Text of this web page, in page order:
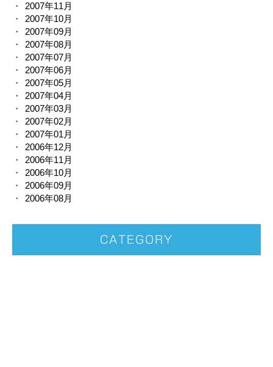
2007年11月
2007年10月
2007年09月
2007年08月
2007年07月
2007年06月
2007年05月
2007年04月
2007年03月
2007年02月
2007年01月
2006年12月
2006年11月
2006年10月
2006年09月
2006年08月
CATEGORY